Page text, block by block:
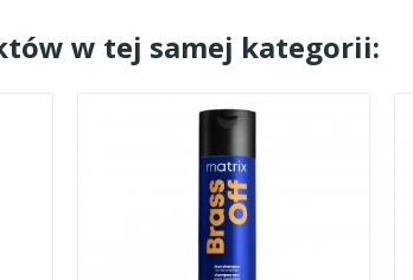
w tej samej kategorii: